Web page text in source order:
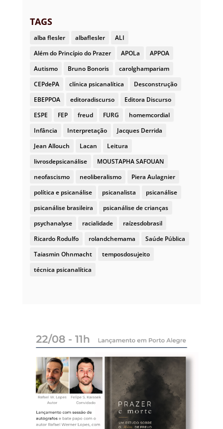
TAGS
alba flesler albaflesler
ALI
Além do Princípio do Prazer
APOLa
APPOA
Autismo
Bruno Bonoris
carolghampariam
CEPdePA
clínica psicanalítica
Desconstrução
EBEPPOA
editoradiscurso
Editora Discurso
ESPE
FEP freud FURG
homemcordial
Infância
Interpretação
Jacques Derrida
Jean Allouch
Lacan
Leitura
livrosdepsicanálise
MOUSTAPHA SAFOUAN
neofascismo
neoliberalismo
Piera Aulagnier
política e psicanálise
psicanalista
psicanálise
psicanálise brasileira
psicanálise de crianças
psychanalyse
racialidade
raízesdobrasil
Ricardo Rodulfo
rolandchemama
Saúde Pública
Taiasmin Ohnmacht
temposdosujeito
técnica psicanalítica